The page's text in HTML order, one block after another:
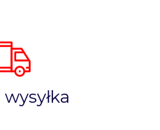
wysyłka